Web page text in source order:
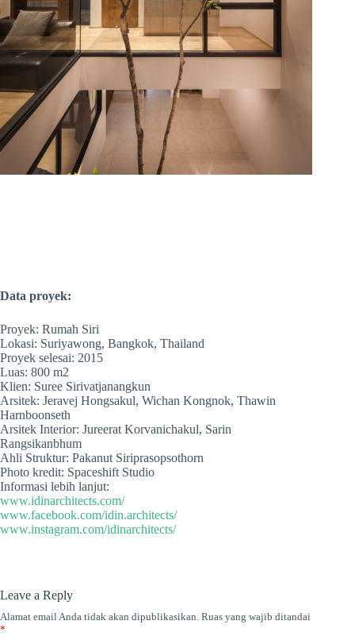
Data proyek:
Proyek: Rumah Siri
Lokasi: Suriyawong, Bangkok, Thailand
Proyek selesai: 2015
Luas: 800 m2
Klien: Suree Sirivatjanangkun
Arsitek: Jeravej Hongsakul, Wichan Kongnok, Thawin
Harnboonseth
Arsitek Interior: Jureerat Korvanichakul, Sarin
Rangsikanbhum
Ahli Struktur: Pakanut Siriprasopsothorn
Photo kredit: Spaceshift Studio
Informasi lebih lanjut:
www.idinarchitects.com/
www.facebook.com/idin.architects/
www.instagram.com/idinarchitects/
Leave a Reply
Alamat email Anda tidak akan dipublikasikan. Ruas yang wajib ditandai
*